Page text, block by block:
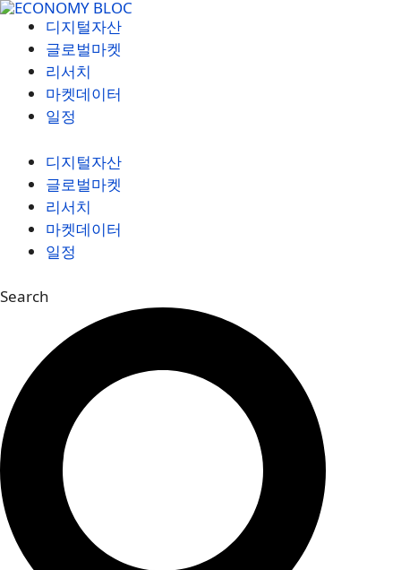
컨
디지털자산
글로벌마켓
리서치
마켓데이터
일정
디지털자산
글로벌마켓
리서치
마켓데이터
일정
Search